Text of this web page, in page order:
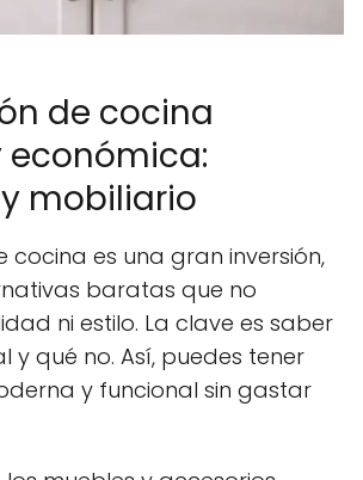
de cocina
económica:
mobiliario
cocina es una gran inversión,
baratas que no
ni estilo. La clave es saber
y qué no. Así, puedes tener
y funcional sin gastar